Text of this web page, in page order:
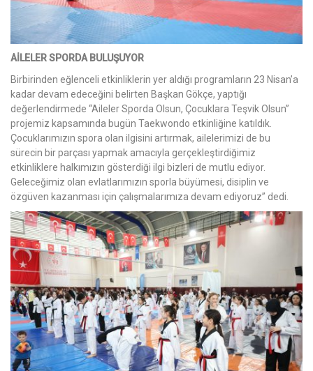
AİLELER SPORDA BULUŞUYOR
Birbirinden eğlenceli etkinliklerin yer aldığı programların 23 Nisan’a
kadar devam edeceğini belirten Başkan Gökçe, yaptığı
değerlendirmede “Aileler Sporda Olsun, Çocuklara Teşvik Olsun”
projemiz kapsamında bugün Taekwondo etkinliğine katıldık.
Çocuklarımızın spora olan ilgisini artırmak, ailelerimizi de bu
sürecin bir parçası yapmak amacıyla gerçekleştirdiğimiz
etkinliklere halkımızın gösterdiği ilgi bizleri de mutlu ediyor.
Geleceğimiz olan evlatlarımızın sporla büyümesi, disiplin ve
özgüven kazanması için çalışmalarımıza devam ediyoruz” dedi.